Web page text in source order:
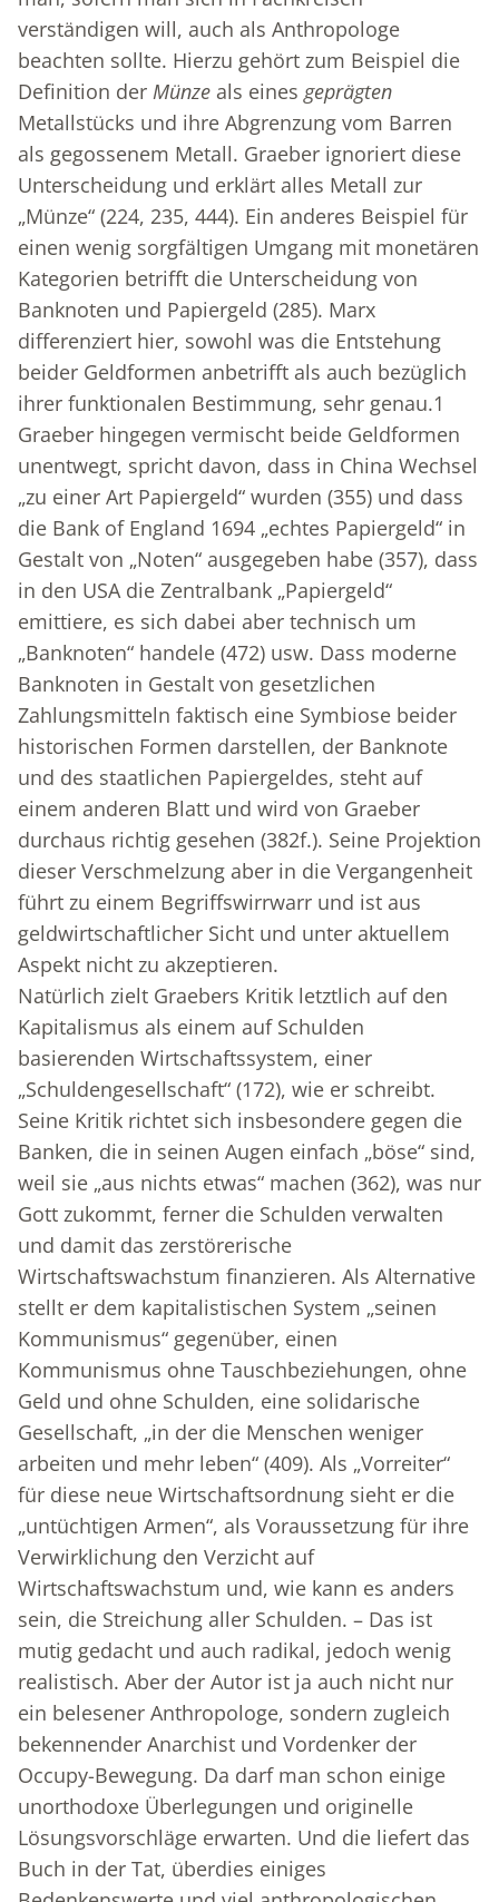
verständigen will, auch als Anthropologe
beachten sollte. Hierzu gehört zum Beispiel die
Definition der Münze als eines geprägten
Metallstücks und ihre Abgrenzung vom Barren
als gegossenem Metall. Graeber ignoriert diese
Unterscheidung und erklärt alles Metall zur
„Münze“ (224, 235, 444). Ein anderes Beispiel für
einen wenig sorgfältigen Umgang mit monetären
Kategorien betrifft die Unterscheidung von
Banknoten und Papiergeld (285). Marx
differenziert hier, sowohl was die Entstehung
beider Geldformen anbetrifft als auch bezüglich
ihrer funktionalen Bestimmung, sehr genau.1
Graeber hingegen vermischt beide Geldformen
unentwegt, spricht davon, dass in China Wechsel
„zu einer Art Papiergeld“ wurden (355) und dass
die Bank of England 1694 „echtes Papiergeld“ in
Gestalt von „Noten“ ausgegeben habe (357), dass
in den USA die Zentralbank „Papiergeld“
emittiere, es sich dabei aber technisch um
„Banknoten“ handele (472) usw. Dass moderne
Banknoten in Gestalt von gesetzlichen
Zahlungsmitteln faktisch eine Symbiose beider
historischen Formen darstellen, der Banknote
und des staatlichen Papiergeldes, steht auf
einem anderen Blatt und wird von Graeber
durchaus richtig gesehen (382f.). Seine Projektion
dieser Verschmelzung aber in die Vergangenheit
führt zu einem Begriffswirrwarr und ist aus
geldwirtschaftlicher Sicht und unter aktuellem
Aspekt nicht zu akzeptieren.
Natürlich zielt Graebers Kritik letzt­lich auf den
Kapitalismus als einem auf Schulden
basierenden Wirtschaftssystem, einer
„Schuldengesellschaft“ (172), wie er schreibt.
Seine Kritik richtet sich insbesondere gegen die
Banken, die in seinen Augen einfach „böse“ sind,
weil sie „aus nichts etwas“ machen (362), was nur
Gott zukommt, ferner die Schulden verwalten
und damit das zerstörerische
Wirtschaftswachstum finanzieren. Als Alternative
stellt er dem kapitalistischen System „seinen
Kommunismus“ gegenüber, einen
Kommunismus ohne Tauschbeziehungen, ohne
Geld und ohne Schulden, eine solidarische
Gesellschaft, „in der die Menschen weniger
arbeiten und mehr leben“ (409). Als „Vorreiter“
für diese neue Wirtschaftsordnung sieht er die
„untüchtigen Armen“, als Voraussetzung für ihre
Verwirklichung den Verzicht auf
Wirtschaftswachstum und, wie kann es anders
sein, die Streichung aller Schulden. – Das ist
mutig gedacht und auch radikal, jedoch wenig
realistisch. Aber der Autor ist ja auch nicht nur
ein belesener Anthropologe, sondern zugleich
bekennender Anarchist und Vordenker der
Occupy-Bewegung. Da darf man schon einige
unorthodoxe Überlegungen und originelle
Lösungsvorschläge erwarten. Und die liefert das
Buch in der Tat, überdies einiges